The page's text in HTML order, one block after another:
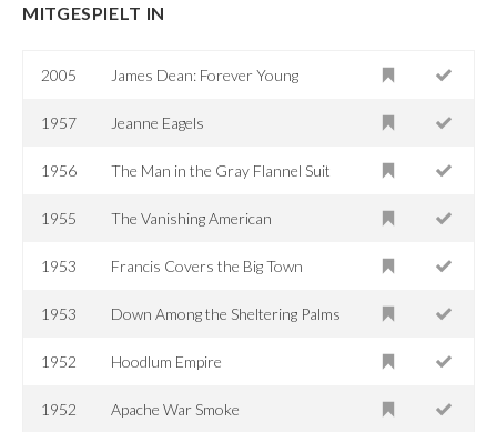
MITGESPIELT IN
2005 James Dean: Forever Young
1957 Jeanne Eagels
1956 The Man in the Gray Flannel Suit
1955 The Vanishing American
1953 Francis Covers the Big Town
1953 Down Among the Sheltering Palms
1952 Hoodlum Empire
1952 Apache War Smoke